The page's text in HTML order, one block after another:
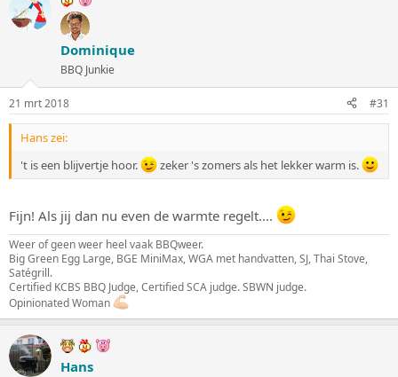
Dominique
BBQ Junkie
21 mrt 2018 #31
Hans zei:
't is een blijvertje hoor.
zeker 's zomers als het lekker warm is.
Fijn! Als jij dan nu even de warmte regelt....
Weer of geen weer heel vaak BBQweer.
Big Green Egg Large, BGE MiniMax, WGA met handvatten, SJ, Thai Stove,
Satégrill.
Certified KCBS BBQ Judge, Certified SCA judge. SBWN judge.
Opinionated Woman
Hans